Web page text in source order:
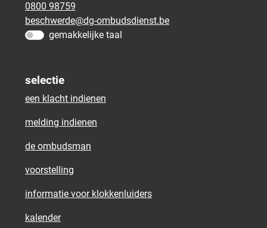
0800 98759
beschwerde@dg-ombudsdienst.be
gemakkelijke taal
selectie
een klacht indienen
melding indienen
de ombudsman
voorstelling
informatie voor klokkenluiders
kalender